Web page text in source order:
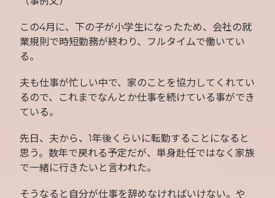
この4月に、下の子が小学生になったため、会社の就
業規則で時短勤務が終わり、フルタイムで働いてい
る。
夫も仕事が忙しい中で、家のことを協力してくれてい
るので、これまでなんとか仕事を続けている事ができ
ている。
先日、夫から、1年後くらいに転勤することになると
思う。数年で戻れる予定だが、単身赴任ではなく家族
で一緒に行きたいと言われた。
そうなると自分が仕事を辞めなければいけない。や